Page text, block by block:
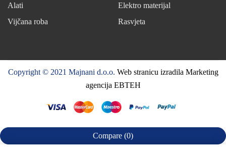
Alati
Elektro materijal
Vijčana roba
Rasvjeta
Copyright © 2021 Majnani d.o.o. Web stranicu izradila Marketing
agencija EBTEH
Compare (0)